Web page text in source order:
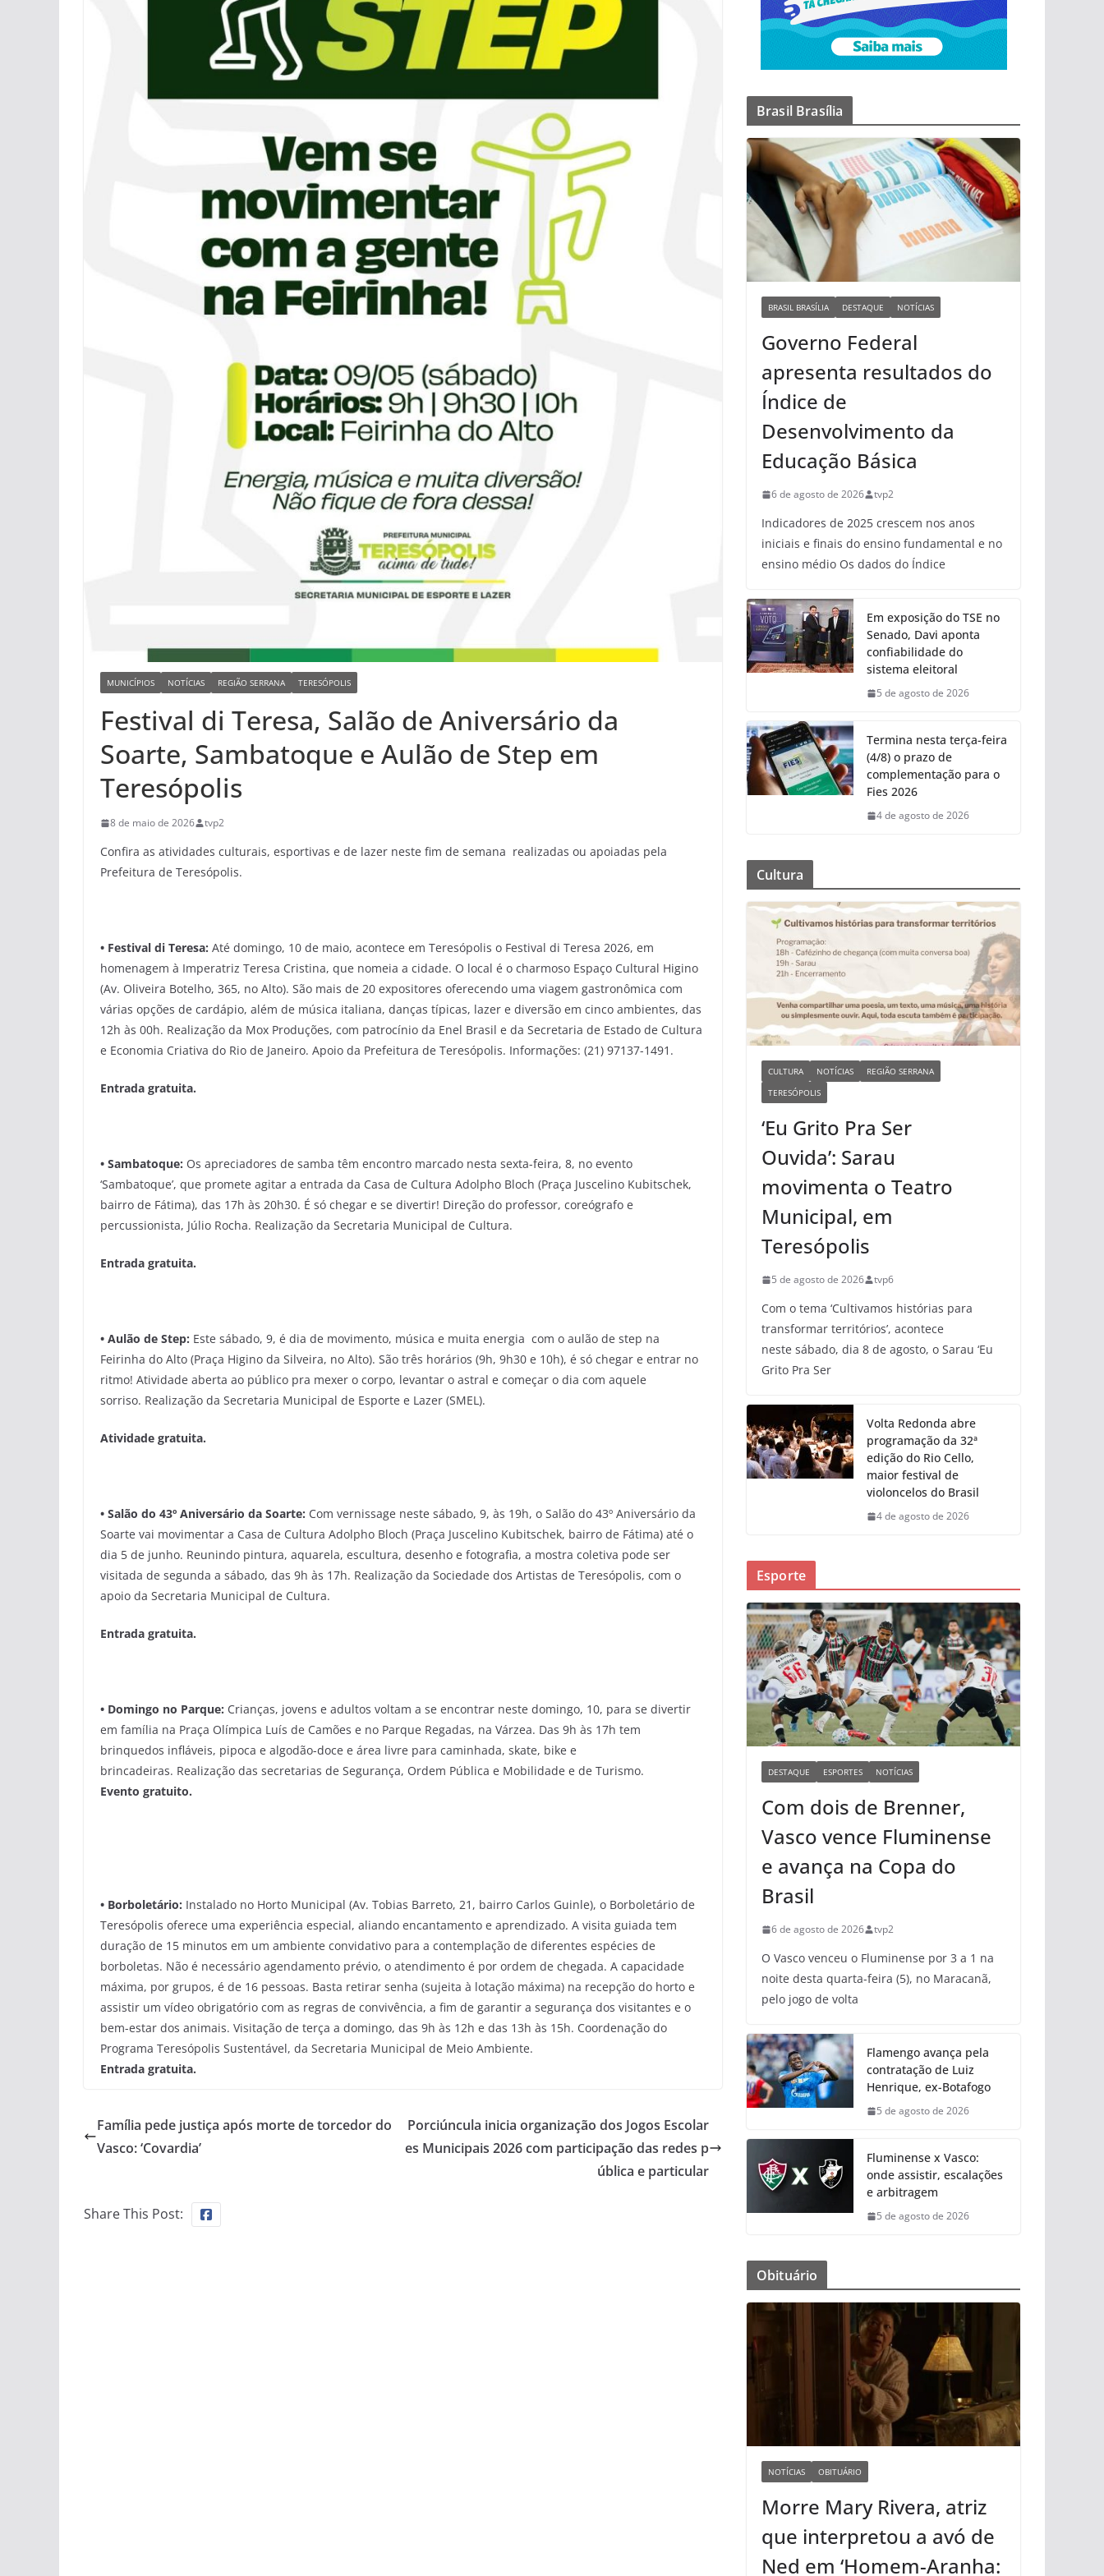
MUNICÍPIOS NOTÍCIAS REGIÃO SERRANA TERESÓPOLIS
Festival di Teresa, Salão de Aniversário da
Soarte, Sambatoque e Aulão de Step em
Teresópolis
8 de maio de 2026 tvp2
Confira as atividades culturais, esportivas e de lazer neste fim de semana realizadas ou apoiadas pela
Prefeitura de Teresópolis.
• Festival di Teresa: Até domingo, 10 de maio, acontece em Teresópolis o Festival di Teresa 2026, em
homenagem à Imperatriz Teresa Cristina, que nomeia a cidade. O local é o charmoso Espaço Cultural Higino
(Av. Oliveira Botelho, 365, no Alto). São mais de 20 expositores oferecendo uma viagem gastronômica com
várias opções de cardápio, além de música italiana, danças típicas, lazer e diversão em cinco ambientes, das
12h às 00h. Realização da Mox Produções, com patrocínio da Enel Brasil e da Secretaria de Estado de Cultura
e Economia Criativa do Rio de Janeiro. Apoio da Prefeitura de Teresópolis. Informações: (21) 97137-1491.
Entrada gratuita.
• Sambatoque: Os apreciadores de samba têm encontro marcado nesta sexta-feira, 8, no evento
‘Sambatoque’, que promete agitar a entrada da Casa de Cultura Adolpho Bloch (Praça Juscelino Kubitschek,
bairro de Fátima), das 17h às 20h30. É só chegar e se divertir! Direção do professor, coreógrafo e
percussionista, Júlio Rocha. Realização da Secretaria Municipal de Cultura.
Entrada gratuita.
• Aulão de Step: Este sábado, 9, é dia de movimento, música e muita energia com o aulão de step na
Feirinha do Alto (Praça Higino da Silveira, no Alto). São três horários (9h, 9h30 e 10h), é só chegar e entrar no
ritmo! Atividade aberta ao público pra mexer o corpo, levantar o astral e começar o dia com aquele
sorriso. Realização da Secretaria Municipal de Esporte e Lazer (SMEL).
Atividade gratuita.
• Salão do 43º Aniversário da Soarte: Com vernissage neste sábado, 9, às 19h, o Salão do 43º Aniversário da
Soarte vai movimentar a Casa de Cultura Adolpho Bloch (Praça Juscelino Kubitschek, bairro de Fátima) até o
dia 5 de junho. Reunindo pintura, aquarela, escultura, desenho e fotografia, a mostra coletiva pode ser
visitada de segunda a sábado, das 9h às 17h. Realização da Sociedade dos Artistas de Teresópolis, com o
apoio da Secretaria Municipal de Cultura.
Entrada gratuita.
• Domingo no Parque: Crianças, jovens e adultos voltam a se encontrar neste domingo, 10, para se divertir
em família na Praça Olímpica Luís de Camões e no Parque Regadas, na Várzea. Das 9h às 17h tem
brinquedos infláveis, pipoca e algodão-doce e área livre para caminhada, skate, bike e
brincadeiras. Realização das secretarias de Segurança, Ordem Pública e Mobilidade e de Turismo.
Evento gratuito.
• Borboletário: Instalado no Horto Municipal (Av. Tobias Barreto, 21, bairro Carlos Guinle), o Borboletário de
Teresópolis oferece uma experiência especial, aliando encantamento e aprendizado. A visita guiada tem
duração de 15 minutos em um ambiente convidativo para a contemplação de diferentes espécies de
borboletas. Não é necessário agendamento prévio, o atendimento é por ordem de chegada. A capacidade
máxima, por grupos, é de 16 pessoas. Basta retirar senha (sujeita à lotação máxima) na recepção do horto e
assistir um vídeo obrigatório com as regras de convivência, a fim de garantir a segurança dos visitantes e o
bem-estar dos animais. Visitação de terça a domingo, das 9h às 12h e das 13h às 15h. Coordenação do
Programa Teresópolis Sustentável, da Secretaria Municipal de Meio Ambiente.
Entrada gratuita.
Família pede justiça após morte de torcedor do
Vasco: ‘Covardia’
Porciúncula inicia organização dos Jogos Escolar
es Municipais 2026 com participação das redes p
ública e particular
Share This Post:
Brasil Brasília
BRASIL BRASÍLIA DESTAQUE NOTÍCIAS
Governo Federal
apresenta resultados do
Índice de
Desenvolvimento da
Educação Básica
6 de agosto de 2026 tvp2
Indicadores de 2025 crescem nos anos
iniciais e finais do ensino fundamental e no
ensino médio Os dados do Índice
Em exposição do TSE no
Senado, Davi aponta
confiabilidade do
sistema eleitoral
5 de agosto de 2026
Termina nesta terça-feira
(4/8) o prazo de
complementação para o
Fies 2026
4 de agosto de 2026
Cultura
CULTURA NOTÍCIAS
REGIÃO SERRANA
TERESÓPOLIS
‘Eu Grito Pra Ser
Ouvida’: Sarau
movimenta o Teatro
Municipal, em
Teresópolis
5 de agosto de 2026 tvp6
Com o tema ‘Cultivamos histórias para
transformar territórios’, acontece
neste sábado, dia 8 de agosto, o Sarau ‘Eu
Grito Pra Ser
Volta Redonda abre
programação da 32ª
edição do Rio Cello,
maior festival de
violoncelos do Brasil
4 de agosto de 2026
Esporte
DESTAQUE ESPORTES NOTÍCIAS
Com dois de Brenner,
Vasco vence Fluminense
e avança na Copa do
Brasil
6 de agosto de 2026 tvp2
O Vasco venceu o Fluminense por 3 a 1 na
noite desta quarta-feira (5), no Maracanã,
pelo jogo de volta
Flamengo avança pela
contratação de Luiz
Henrique, ex-Botafogo
5 de agosto de 2026
Fluminense x Vasco:
onde assistir, escalações
e arbitragem
5 de agosto de 2026
Obituário
NOTÍCIAS OBITUÁRIO
Morre Mary Rivera, atriz
que interpretou a avó de
Ned em ‘Homem-Aranha: